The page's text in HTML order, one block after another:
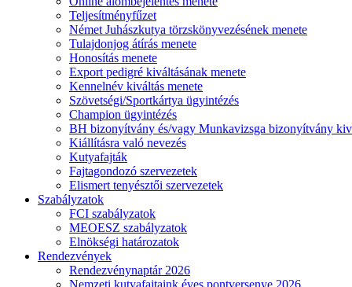
Teljesítményfűzet
Német Juhászkutya törzskönyvezésének menete
Tulajdonjog átírás menete
Honosítás menete
Export pedigré kiváltásának menete
Kennelnév kiváltás menete
Szövetségi/Sportkártya ügyintézés
Champion ügyintézés
BH bizonyítvány és/vagy Munkavizsga bizonyítvány
Kiállításra való nevezés
Kutyafajták
Fajtagondozó szervezetek
Elismert tenyésztői szervezetek
Szabályzatok
FCI szabályzatok
MEOESZ szabályzatok
Elnökségi határozatok
Rendezvények
Rendezvénynaptár 2026
Nemzeti kutyafajtaink éves pontversenye 2026